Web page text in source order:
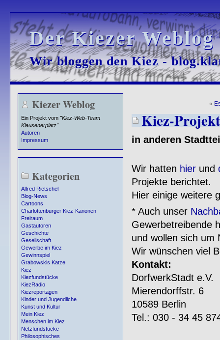
Der Kiezer
Der Kiezer
Wir bloggen den Kiez -
Wir bloggen den Kiez -
Kiezer Weblog
Ein Projekt vom "Kiez-Web-Team
Klausenerplatz".
Autoren
Impressum
Kategorien
Alfred Rietschel
Blog-News
Cartoons
Charlottenburger Kiez-Kanonen
Freiraum
Gastautoren
Geschichte
Gesellschaft
Gewerbe im Kiez
Gewinnspiel
Grabowskis Katze
Kiez
Kiezfundstücke
KiezRadio
Kiezreportagen
Kinder und Jugendliche
Kunst und Kultur
Mein Kiez
Menschen im Kiez
Netzfundstücke
Philosophisches
«
Kiez-
in anderen
Wir hatten hierund
Projekte berichtet.
Hier einige weitere
* Auch unser
Gewerbetreibende
und wollen sich um
Wir wünschen viel
Kontakt:
DorfwerkStadt e.V.
Mierendorffstr. 6
10589 Berlin
Tel.: 030 - 34 45